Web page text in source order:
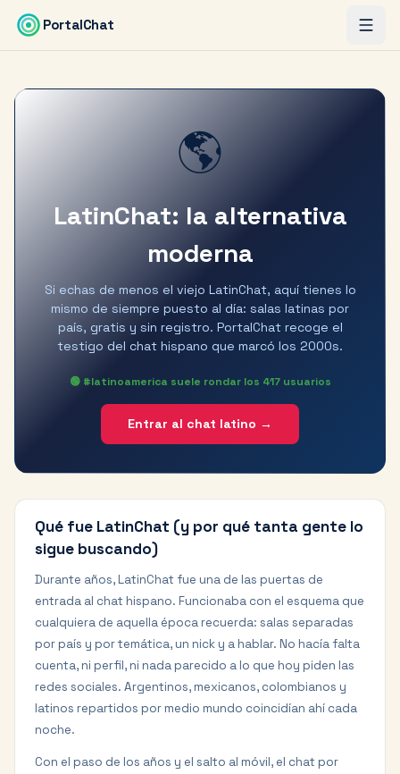
Saltar al contenido principal
PortalChat
🌎
LatinChat: la alternativa
moderna
Si echas de menos el viejo LatinChat, aquí tienes lo
mismo de siempre puesto al día: salas latinas por
país, gratis y sin registro. PortalChat recoge el
testigo del chat hispano que marcó los 2000s.
🟢 #latinoamerica suele rondar los 417usuarios
Entrar al chat latino →
Qué fue LatinChat (y por qué tanta gente lo
sigue buscando)
Durante años, LatinChat fue una de las puertas de
entrada al chat hispano. Funcionaba con el esquema que
cualquiera de aquella época recuerda: salas separadas
por país y por temática, un nick y a hablar. No hacía falta
cuenta, ni perfil, ni nada parecido a lo que hoy piden las
redes sociales. Argentinos, mexicanos, colombianos y
latinos repartidos por medio mundo coincidían ahí cada
noche.
Con el paso de los años y el salto al móvil, el chat por